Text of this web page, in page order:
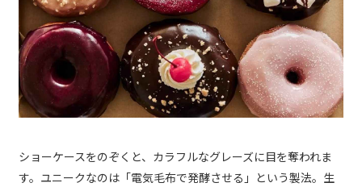
ショーケースをのぞくと、カラフルなグレーズに目を奪われま
す。ユニークなのは「電気毛布で発酵させる」という製法。生